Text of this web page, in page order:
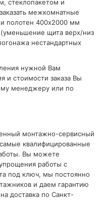
стеклопакетом и
межкомнатные
полотен 400х2000 мм
щита верх/низ
нестандартных
нужной Вам
и стоимости заказа Вы
менеджеру или по
монтажно-сервисный
квалифицированные
Вы можете
работы с
под ключ, мы постоянно
и даем гарантию
доставка по Санкт-